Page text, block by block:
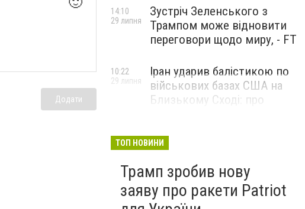
Додати
Зустріч Зеленського з
Трампом може відновити
переговори щодо миру, - FT
14:10
29 липня
Іран ударив балістикою по
військових базах США на
Близькому Сході: про
10:22
29 липня
ТОП НОВИНИ
Трамп зробив нову
заяву про ракети Patriot